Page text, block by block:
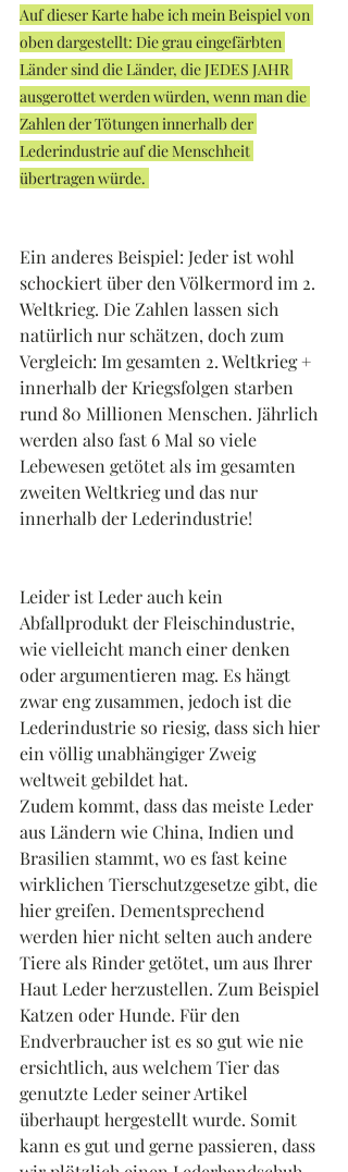
Auf dieser Karte habe ich mein Beispiel von
oben dargestellt: Die grau eingefärbten
Länder sind die Länder, die JEDES JAHR
ausgerottet werden würden, wenn man die
Zahlen der Tötungen innerhalb der
Lederindustrie auf die Menschheit
übertragen würde.
Ein anderes Beispiel: Jeder ist wohl
schockiert über den Völkermord im 2.
Weltkrieg. Die Zahlen lassen sich
natürlich nur schätzen, doch zum
Vergleich: Im gesamten 2. Weltkrieg +
innerhalb der Kriegsfolgen starben
rund 80 Millionen Menschen. Jährlich
werden also fast 6 Mal so viele
Lebewesen getötet als im gesamten
zweiten Weltkrieg und das nur
innerhalb der Lederindustrie!
Leider ist Leder auch kein
Abfallprodukt der Fleischindustrie,
wie vielleicht manch einer denken
oder argumentieren mag. Es hängt
zwar eng zusammen, jedoch ist die
Lederindustrie so riesig, dass sich hier
ein völlig unabhängiger Zweig
weltweit gebildet hat.
Zudem kommt, dass das meiste Leder
aus Ländern wie China, Indien und
Brasilien stammt, wo es fast keine
wirklichen Tierschutzgesetze gibt, die
hier greifen. Dementsprechend
werden hier nicht selten auch andere
Tiere als Rinder getötet, um aus Ihrer
Haut Leder herzustellen. Zum Beispiel
Katzen oder Hunde. Für den
Endverbraucher ist es so gut wie nie
ersichtlich, aus welchem Tier das
genutzte Leder seiner Artikel
überhaupt hergestellt wurde. Somit
kann es gut und gerne passieren, dass